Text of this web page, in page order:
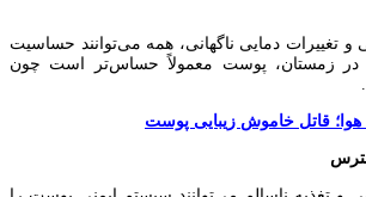
و تغییرات دمایی ناگهانی، همه می‌توانند حساسیت
در زمستان، پوست معمولاً حساس‌تر است چون
هوا؛ قاتل خاموش زیبایی پوست